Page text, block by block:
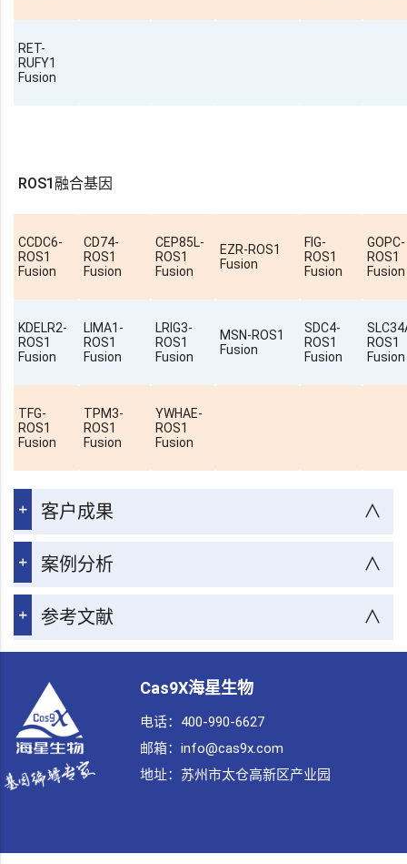
RET-
RUFY1
Fusion
ROS1融合基因
CCDC6-
ROS1
Fusion
CD74-
ROS1
Fusion
CEP85L-
ROS1
Fusion
EZR-ROS1
Fusion
FIG-
ROS1
Fusion
GOPC-
ROS1
Fusion
KDELR2-
ROS1
Fusion
LIMA1-
ROS1
Fusion
LRIG3-
ROS1
Fusion
MSN-ROS1
Fusion
SDC4-
ROS1
Fusion
ROS1
Fusion
TFG-
ROS1
Fusion
TPM3-
ROS1
Fusion
YWHAE-
ROS1
Fusion
客户成果 ∧
案例分析 ∧
参考文献 ∧
Cas9X海星生物
电话：400-990-6627
邮箱：info@cas9x.com
地址：
苏州市太仓高新区产业园